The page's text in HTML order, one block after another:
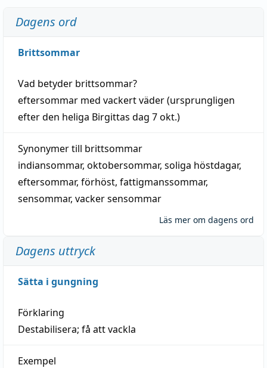
Dagens ord
Brittsommar
Vad betyder brittsommar?
eftersommar med vackertväder(ursprungligen
efter den heliga Birgittas dag 7 okt.)
Synonymer till brittsommar
indiansommar, oktobersommar, soliga höstdagar,
eftersommar, förhöst, fattigmanssommar,
sensommar, vacker sensommar
Läs mer om dagens ord
Dagens uttryck
Sätta i gungning
Förklaring
Destabilisera; få att vackla
Exempel